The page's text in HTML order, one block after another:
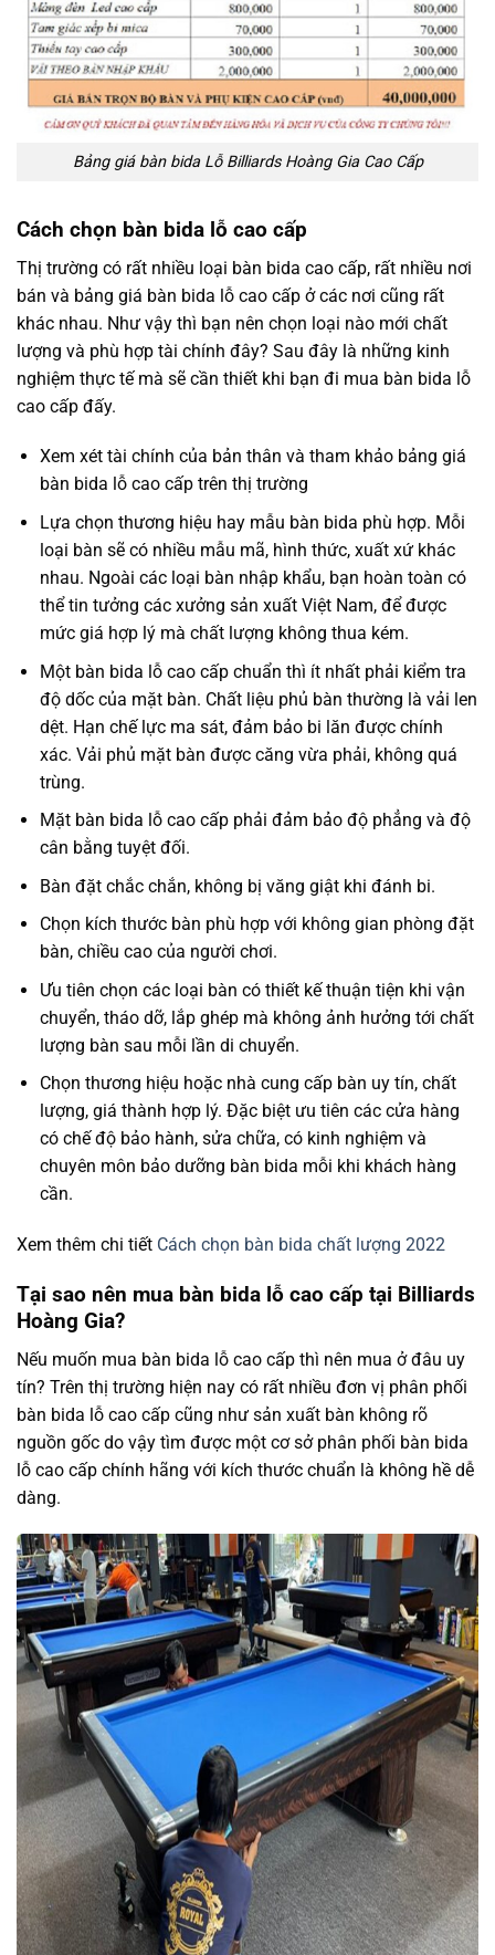
Bảng giá bàn bida Lỗ Billiards Hoàng Gia Cao Cấp
Cách chọn bàn bida lỗ cao cấp
Thị trường có rất nhiều loại bàn bida cao cấp, rất nhiều nơi
bán và bảng giá bàn bida lỗ cao cấp ở các nơi cũng rất
khác nhau. Như vậy thì bạn nên chọn loại nào mới chất
lượng và phù hợp tài chính đây? Sau đây là những kinh
nghiệm thực tế mà sẽ cần thiết khi bạn đi mua bàn bida lỗ
cao cấp đấy.
Xem xét tài chính của bản thân và tham khảo bảng giá
bàn bida lỗ cao cấp trên thị trường
Lựa chọn thương hiệu hay mẫu bàn bida phù hợp. Mỗi
loại bàn sẽ có nhiều mẫu mã, hình thức, xuất xứ khác
nhau. Ngoài các loại bàn nhập khẩu, bạn hoàn toàn có
thể tin tưởng các xưởng sản xuất Việt Nam, để được
mức giá hợp lý mà chất lượng không thua kém.
Một bàn bida lỗ cao cấp chuẩn thì ít nhất phải kiểm tra
độ dốc của mặt bàn. Chất liệu phủ bàn thường là vải len
dệt. Hạn chế lực ma sát, đảm bảo bi lăn được chính
xác. Vải phủ mặt bàn được căng vừa phải, không quá
trùng.
Mặt bàn bida lỗ cao cấp phải đảm bảo độ phẳng và độ
cân bằng tuyệt đối.
Bàn đặt chắc chắn, không bị văng giật khi đánh bi.
Chọn kích thước bàn phù hợp với không gian phòng đặt
bàn, chiều cao của người chơi.
Ưu tiên chọn các loại bàn có thiết kế thuận tiện khi vận
chuyển, tháo dỡ, lắp ghép mà không ảnh hưởng tới chất
lượng bàn sau mỗi lần di chuyển.
Chọn thương hiệu hoặc nhà cung cấp bàn uy tín, chất
lượng, giá thành hợp lý. Đặc biệt ưu tiên các cửa hàng
có chế độ bảo hành, sửa chữa, có kinh nghiệm và
chuyên môn bảo dưỡng bàn bida mỗi khi khách hàng
cần.
Xem thêm chi tiết Cách chọn bàn bida chất lượng 2022
Tại sao nên mua bàn bida lỗ cao cấp tại Billiards
Hoàng Gia?
Nếu muốn mua bàn bida lỗ cao cấp thì nên mua ở đâu uy
tín? Trên thị trường hiện nay có rất nhiều đơn vị phân phối
bàn bida lỗ cao cấp cũng như sản xuất bàn không rõ
nguồn gốc do vậy tìm được một cơ sở phân phối bàn bida
lỗ cao cấp chính hãng với kích thước chuẩn là không hề dễ
dàng.